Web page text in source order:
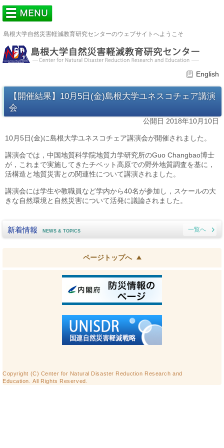
島根大学自然災害軽減教育研究センターのウェブサイトへようこそ
English
【開催結果】10月5日(金)島根大学ユネスコチェア講演
会
公開日 2018年10月10日
10月5日(金)に島根大学ユネスコチェア講演会が開催されました。
講演会では，中国地質科学院地質力学研究所のGuo Changbao博士
が，これまで実施してきたチベット高原での野外地質調査を基に，
活構造と地質災害との関連性について講演されました。
講演会には学生や教職員など学内から40名が参加し，スケールの大
きな自然環境と自然災害について活発に議論されました。
新着情報 NEWS & TOPICS 一覧へ
ページトップへ
Copyright (C) Center for Natural Disaster Reduction Research and
Education. All Rights Reserved.